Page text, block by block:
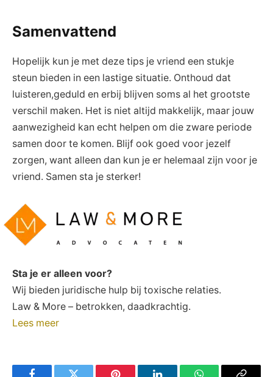
Samenvattend
Hopelijk kun⁢ je ⁢met deze‌ tips je vriend ​een ⁤stukje⁣
steun bieden‌ in een lastige situatie. Onthoud ‍dat
luisteren,geduld en erbij blijven soms al het grootste
⁤verschil maken. Het is niet ‌altijd makkelijk,‍ maar jouw
aanwezigheid ⁤kan echt helpen‍ om die zware periode
⁤samen​ door te komen. Blijf ⁢ook goed voor jezelf‍
zorgen, want alleen dan kun je er helemaal zijn voor ⁤je⁣
vriend. ⁤Samen sta je sterker!
Sta je er alleen voor?
Wij bieden juridische hulp bij toxische relaties.
Law & More – betrokken, daadkrachtig.
Lees meer